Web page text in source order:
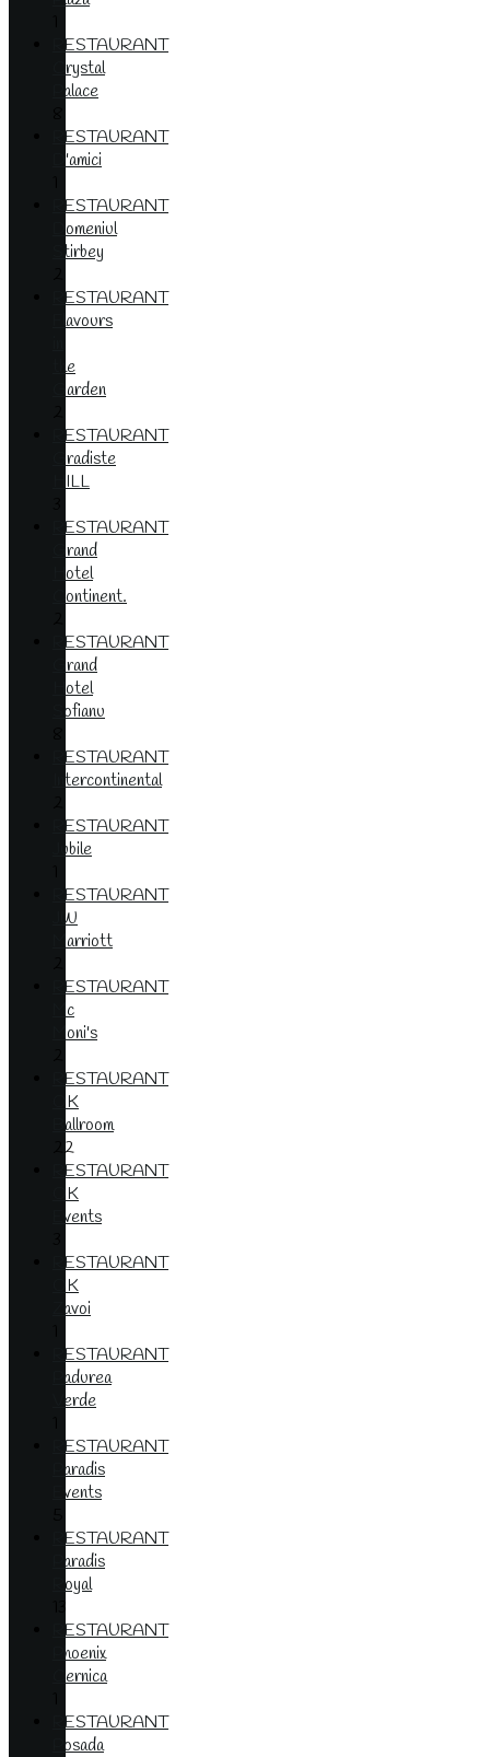
RESTAURANT
Crystal
Palace
RESTAURANT
D'amici
RESTAURANT
Domeniul
Stirbey
RESTAURANT
Flavours
the
Garden
RESTAURANT
Gradiste
HILL
RESTAURANT
Grand
Hotel
Continent.
RESTAURANT
Grand
Hotel
Sofianu
RESTAURANT
Intercontinental
RESTAURANT
Jubile
RESTAURANT
JW
Marriott
RESTAURANT
Mc
Moni's
RESTAURANT
OK
Ballroom
22
RESTAURANT
OK
Events
RESTAURANT
OK
Zavoi
RESTAURANT
Padurea
Verde
RESTAURANT
Paradis
Events
RESTAURANT
Paradis
Royal
RESTAURANT
Phoenix
Cernica
RESTAURANT
Posada